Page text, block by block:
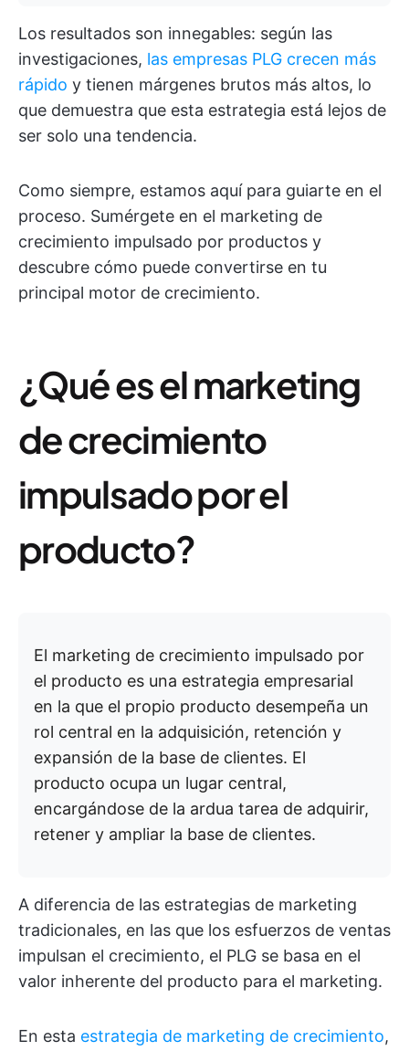
Los resultados son innegables: según las
investigaciones, las empresas PLG crecen más
rápido y tienen márgenes brutos más altos, lo
que demuestra que esta estrategia está lejos de
ser solo una tendencia.
Como siempre, estamos aquí para guiarte en el
proceso. Sumérgete en el marketing de
crecimiento impulsado por productos y
descubre cómo puede convertirse en tu
principal motor de crecimiento.
¿Qué es el marketing
de crecimiento
impulsado por el
producto?
El marketing de crecimiento impulsado por
el producto es una estrategia empresarial
en la que el propio producto desempeña un
rol central en la adquisición, retención y
expansión de la base de clientes. El
producto ocupa un lugar central,
encargándose de la ardua tarea de adquirir,
retener y ampliar la base de clientes.
A diferencia de las estrategias de marketing
tradicionales, en las que los esfuerzos de ventas
impulsan el crecimiento, el PLG se basa en el
valor inherente del producto para el marketing.
En esta estrategia de marketing de crecimiento,